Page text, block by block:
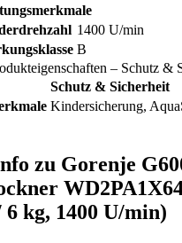
1400 U/min
B
– Schutz &
Schutz & Sicherheit
Kindersicherung,
zu Gorenje
6 kg, 1400 U/min)